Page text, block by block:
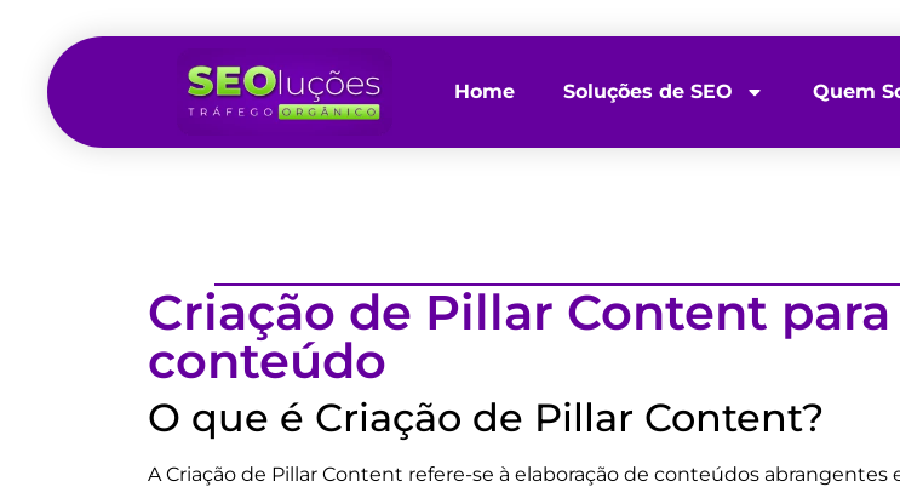
Home Soluções de SEO Quem
Criação de Pillar Content
conteúdo
O que é Criação de Pillar Content?
A Criação de Pillar Content refere-se à elaboração de conteúdos